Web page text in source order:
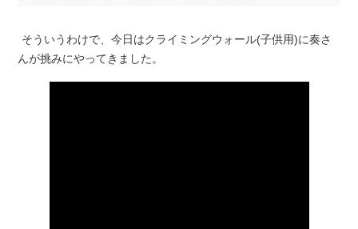
そういうわけで、今日はクライミングウォール(子供用)に奏さ
んが挑みにやってきました。